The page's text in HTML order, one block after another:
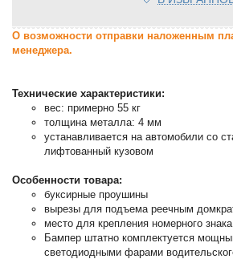
О возможности отправки наложенным
менеджера.
Технические характеристики:
вес: примерно 55 кг
толщина металла: 4 мм
устанавливается на автомобили со
лифтованный кузовом
Особенности товара:
буксирные проушины
вырезы для подъема реечным
место для крепления номерного знака
Бампер штатно комплектуется
светодиодными фарами